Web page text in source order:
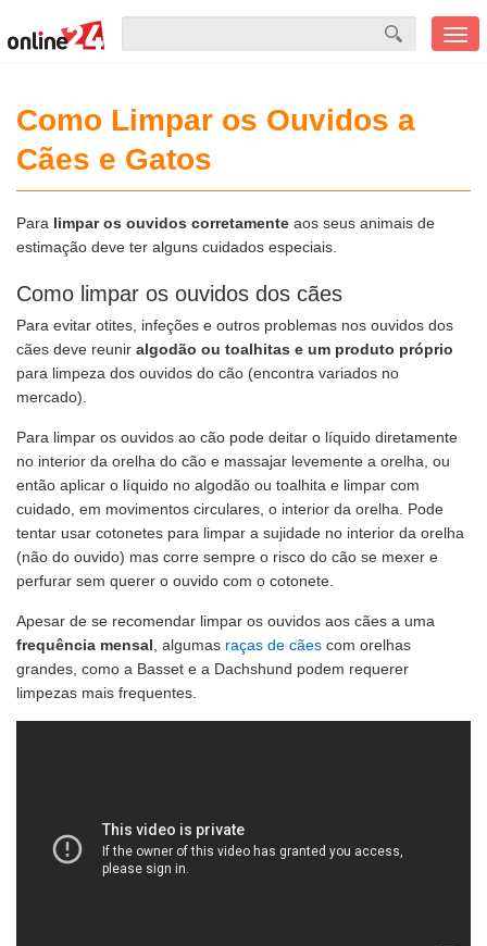
Como Limpar os Ouvidos a
Cães e Gatos
Para limpar os ouvidos corretamente aos seus animais de
estimação deve ter alguns cuidados especiais.
Como limpar os ouvidos dos cães
Para evitar otites, infeções e outros problemas nos ouvidos dos
cães deve reunir algodão ou toalhitas e um produto próprio
para limpeza dos ouvidos do cão (encontra variados no
mercado).
Para limpar os ouvidos ao cão pode deitar o líquido diretamente
no interior da orelha do cão e massajar levemente a orelha, ou
então aplicar o líquido no algodão ou toalhita e limpar com
cuidado, em movimentos circulares, o interior da orelha. Pode
tentar usar cotonetes para limpar a sujidade no interior da orelha
(não do ouvido) mas corre sempre o risco do cão se mexer e
perfurar sem querer o ouvido com o cotonete.
Apesar de se recomendar limpar os ouvidos aos cães a uma
frequência mensal , algumas raças de cães com orelhas
grandes, como a Basset e a Dachshund podem requerer
limpezas mais frequentes.